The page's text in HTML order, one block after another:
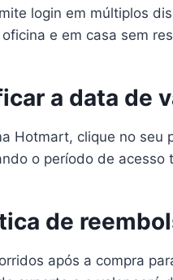
login em múltiplos
e em casa sem
a data de
Hotmart, clique no seu
o período de acesso
de
após a compra